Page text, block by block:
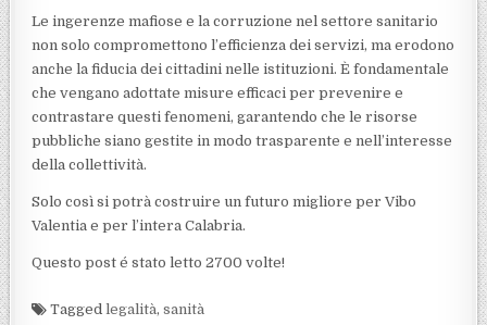
Le ingerenze mafiose e la corruzione nel settore sanitario
non solo compromettono l’efficienza dei servizi, ma erodono
anche la fiducia dei cittadini nelle istituzioni. È fondamentale
che vengano adottate misure efficaci per prevenire e
contrastare questi fenomeni, garantendo che le risorse
pubbliche siano gestite in modo trasparente e nell’interesse
della collettività.
Solo così si potrà costruire un futuro migliore per Vibo
Valentia e per l’intera Calabria.
Questo post é stato letto 2700 volte!
Taggedlegalità,sanità